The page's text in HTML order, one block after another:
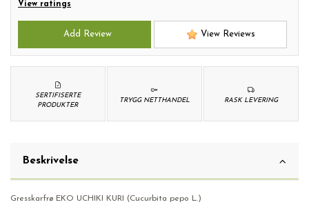
View ratings
Add Review View Reviews
RASK LEVERING
TRYGG NETTHANDEL
SERTIFISERTE
PRODUKTER
Beskrivelse
Gresskarfrø EKO UCHIKI KURI (Cucurbita pepo L.)